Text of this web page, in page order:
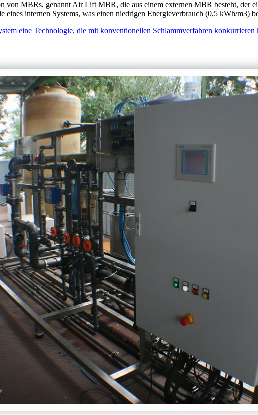
von MBRs, genannt Air Lift MBR, die aus einem externen MBR besteht, der
eines internen Systems, was einen niedrigen Energieverbrauch (0,5 kWh/m3)
eine Technologie, die mit konventionellen Schlammverfahren konkurrieren